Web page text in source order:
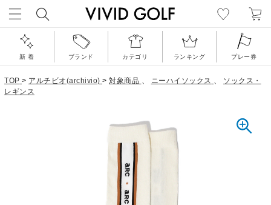
新 着 ブランド カテゴリ ランキング プレー券
TOP > アルチビオ(archivio) > 対象商品 、 ニーハイソックス 、 ソックス・
レギンス